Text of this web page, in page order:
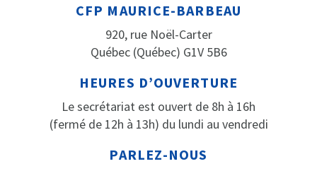
CFP MAURICE-BARBEAU
920, rue Noël-Carter
Québec (Québec) G1V 5B6
HEURES D’OUVERTURE
Le secrétariat est ouvert de 8h à 16h
(fermé de 12h à 13h) du lundi au vendredi
PARLEZ-NOUS